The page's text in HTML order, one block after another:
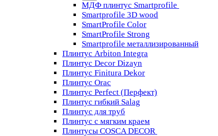
МДФ плинтус Smartprofile
Smartprofile 3D wood
SmartProfile Color
SmartProfile Strong
Smartprofile металлизированный
Плинтус Arbiton Integra
Плинтус Decor Dizayn
Плинтус Finitura Dekor
Плинтус Orac
Плинтус Perfect (Перфект)
Плинтус гибкий Salag
Плинтус для труб
Плинтус с мягким краем
Плинтусы COSCA DECOR